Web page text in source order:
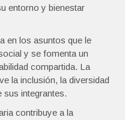
entorno y bienestar
en los asuntos que le
y se fomenta un
compartida. La
la inclusión, la diversidad
sus integrantes.
contribuye a la